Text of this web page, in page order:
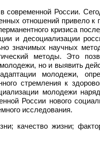
России.
отношений привело к
кризиса
и десоциализации
значимых научных
методы. Это
но и выявить
молодежи,
стремления к
молодежи
России нового
исследования.
качество жизни;